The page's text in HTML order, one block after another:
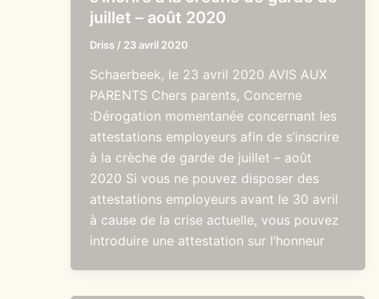
juillet – août 2020
Driss / 23 avril 2020
Schaerbeek, le 23 avril 2020 AVIS AUX
PARENTS Chers parents, Concerne
:Dérogation momentanée concernant les
attestations employeurs afin de s’inscrire
à la crèche de garde de juillet – août
2020 Si vous ne pouvez disposer des
attestations employeurs avant le 30 avril
à cause de la crise actuelle, vous pouvez
introduire une attestation sur l’honneur